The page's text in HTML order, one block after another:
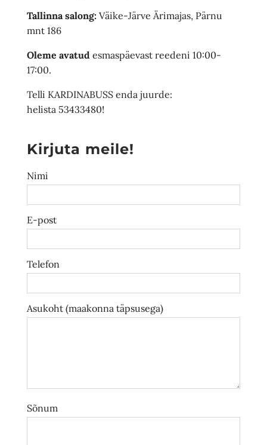
Tallinna salong: Väike-Järve Ärimajas, Pärnu
mnt 186
Oleme avatud esmaspäevast reedeni 10:00-
17:00.
Telli KARDINABUSS enda juurde:
helista 53433480!
Kirjuta meile!
Nimi
E-post
Telefon
Asukoht (maakonna täpsusega)
Sõnum